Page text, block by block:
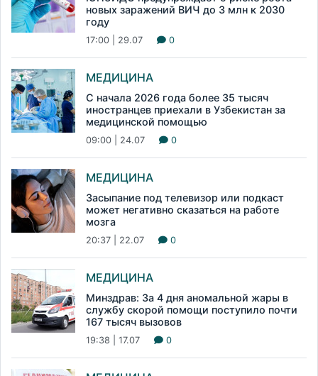
новых заражений ВИЧ до 3 млн к 2030
году
17:00 | 29.07 0
МЕДИЦИНА
С начала 2026 года более 35 тысяч
иностранцев приехали в Узбекистан за
медицинской помощью
09:00 | 24.07 0
МЕДИЦИНА
Засыпание под телевизор или подкаст
может негативно сказаться на работе
мозга
20:37 | 22.07 0
МЕДИЦИНА
Минздрав: За 4 дня аномальной жары в
службу скорой помощи поступило почти
167 тысяч вызовов
19:38 | 17.07 0